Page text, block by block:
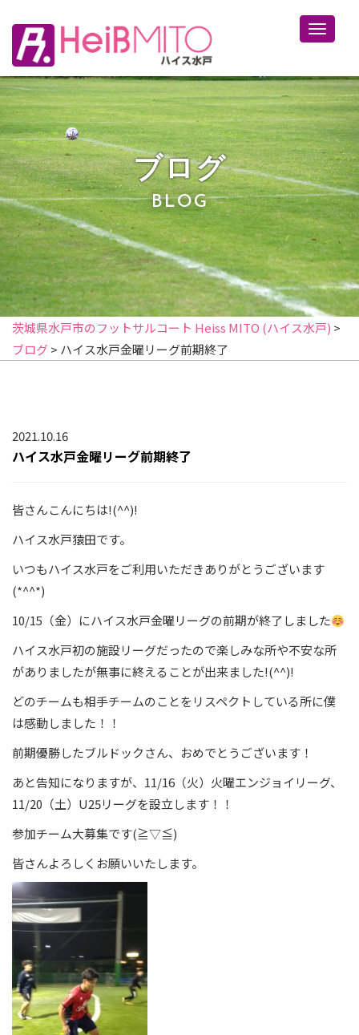
ブログ
BLOG
茨城県水戸市のフットサルコート Heiss MITO (ハイス水戸) >
ブログ> ハイス水戸金曜リーグ前期終了
2021.10.16
ハイス水戸金曜リーグ前期終了
皆さんこんにちは!(^^)!
ハイス水戸猿田です。
いつもハイス水戸をご利用いただきありがとうございます
(*^^*)
10/15（金）にハイス水戸金曜リーグの前期が終了しました
ハイス水戸初の施設リーグだったので楽しみな所や不安な所
がありましたが無事に終えることが出来ました!(^^)!
どのチームも相手チームのことをリスペクトしている所に僕
は感動しました！！
前期優勝したブルドックさん、おめでとうございます！
あと告知になりますが、11/16（火）火曜エンジョイリーグ、
11/20（土）U25リーグを設立します！！
参加チーム大募集です(≧▽≦)
皆さんよろしくお願いいたします。